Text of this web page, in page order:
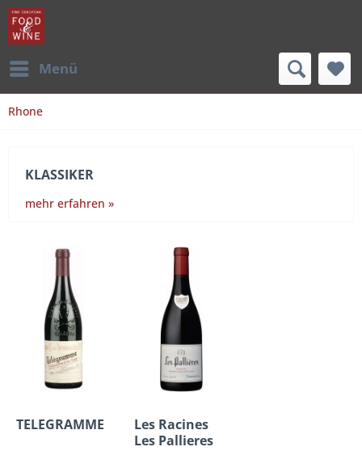
Menü
Rhone
KLASSIKER
mehr erfahren »
TELEGRAMME
Les Racines
Les Pallieres